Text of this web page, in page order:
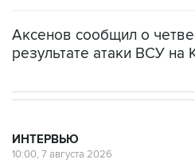
Аксенов сообщил о
результате атаки ВСУ на
ИНТЕРВЬЮ
10:00, 7 августа 2026